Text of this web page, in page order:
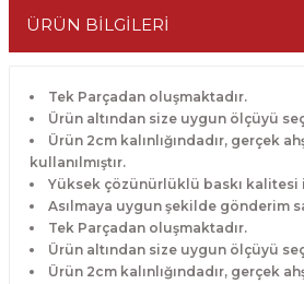
ÜRÜN BİLGİLERİ
Tek Parçadan oluşmaktadır.
Ürün altından size uygun ölçüyü
Ürün 2cm kalınlığındadır, gerçek
kullanılmıştır.
Yüksek çözünürlüklü baskı
Asılmaya uygun şekilde gönderim
Tek Parçadan oluşmaktadır.
Ürün altından size uygun ölçüyü
Ürün 2cm kalınlığındadır, gerçek